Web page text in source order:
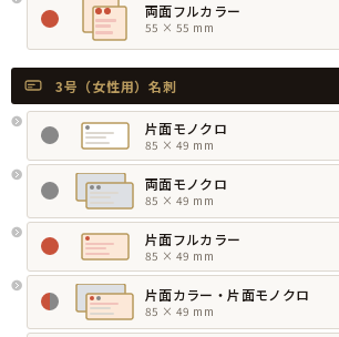
両面フルカラー
55 × 55 mm
3号（女性用）名刺
片面モノクロ
85 × 49 mm
両面モノクロ
85 × 49 mm
片面フルカラー
85 × 49 mm
片面カラー・片面モノクロ
85 × 49 mm